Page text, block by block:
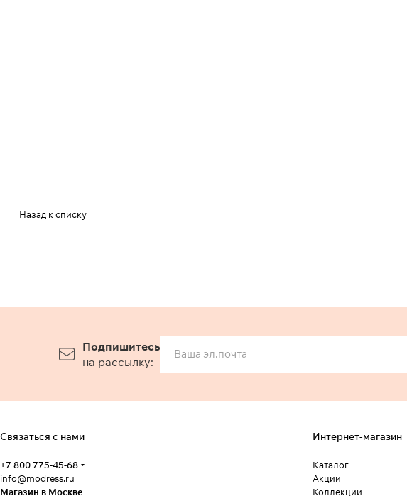
Назад к списку
Подпишитесь
на рассылку:
Связаться с нами
+7 800 775-45-68
info@modress.ru
Магазин в Москве
Интернет-магазин
Каталог
Акции
Коллекции